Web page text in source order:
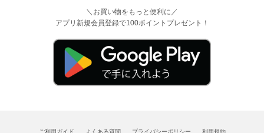
＼お買い物をもっと便利に／
アプリ新規会員登録で100ポイントプレゼント！
ご利用ガイド よくある質問 プライバシーポリシー 利用規約